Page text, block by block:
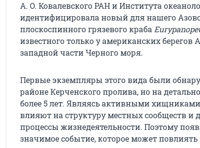
А. О. Ковалевского РАН и Института
идентифицировала новый для нашего
плоскоспинного грязевого краба
известного только у американских берегов
западной части Черного моря.
Первые экземпляры этого вида были
районе Керченского пролива, но на
более 5 лет. Являясь активными
влияют на структуру местных сообществ и
процессы жизнедеятельности. Поэтому
значимое событие, которое может повлиять